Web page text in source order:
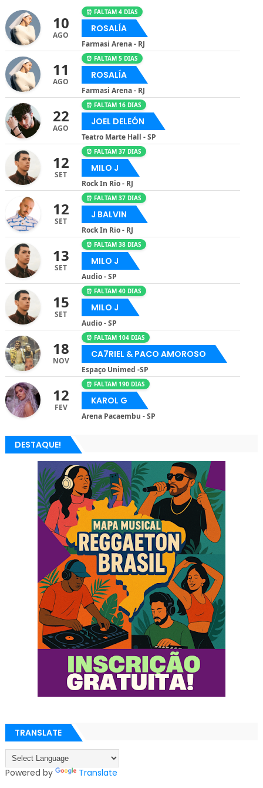
10
AGO
⏰ FALTAM 4 DIAS
ROSALÍA
Farmasi Arena - RJ
11
AGO
⏰ FALTAM 5 DIAS
ROSALÍA
Farmasi Arena - RJ
22
AGO
⏰ FALTAM 16 DIAS
JOEL DELEÓN
Teatro Marte Hall - SP
12
SET
⏰ FALTAM 37 DIAS
MILO J
Rock In Rio - RJ
12
SET
⏰ FALTAM 37 DIAS
J BALVIN
Rock In Rio - RJ
13
SET
⏰ FALTAM 38 DIAS
MILO J
Audio - SP
15
SET
⏰ FALTAM 40 DIAS
MILO J
Audio - SP
18
NOV
⏰ FALTAM 104 DIAS
CA7RIEL & PACO AMOROSO
Espaço Unimed -SP
12
FEV
⏰ FALTAM 190 DIAS
KAROL G
Arena Pacaembu - SP
DESTAQUE!
TRANSLATE
Powered by Translate